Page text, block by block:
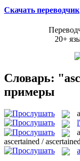
Скачать переводчик
20+
Словарь:
примеры
l'
ascertained /